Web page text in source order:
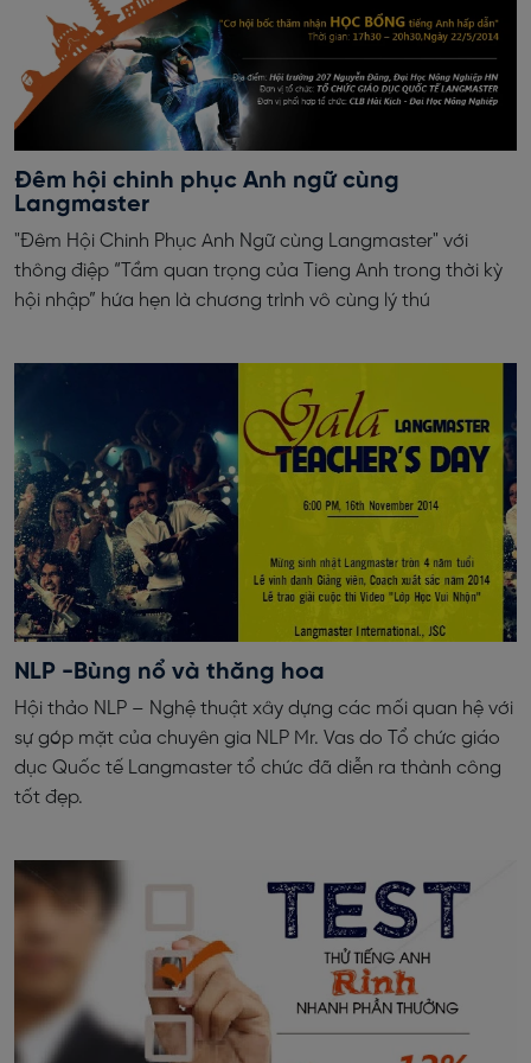
Đêm hội chinh phục Anh ngữ cùng
Langmaster
"Đêm Hội Chinh Phục Anh Ngữ cùng Langmaster" với
thông điệp “Tầm quan trọng của Tieng Anh trong thời kỳ
hội nhập” hứa hẹn là chương trình vô cùng lý thú
NLP -Bùng nổ và thăng hoa
Hội thảo NLP – Nghệ thuật xây dựng các mối quan hệ với
sự góp mặt của chuyên gia NLP Mr. Vas do Tổ chức giáo
dục Quốc tế Langmaster tổ chức đã diễn ra thành công
tốt đẹp.